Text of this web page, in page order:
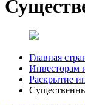
Главная
Инвесторам
Раскрытие